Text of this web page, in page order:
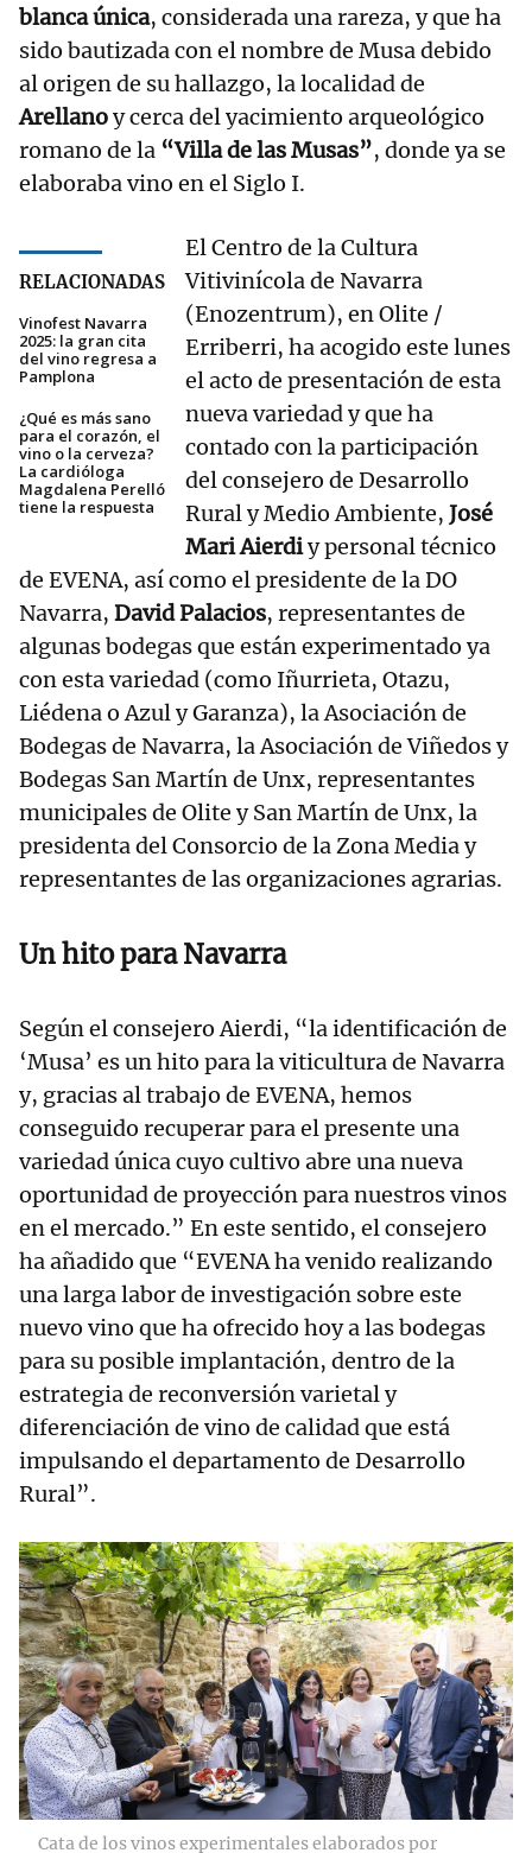
blanca única, considerada una rareza, y que ha
sido bautizada con el nombre de Musa debido
al origen de su hallazgo, la localidad de
Arellanoy cerca del yacimiento arqueológico
romano de la “Villa de las Musas”, donde ya se
elaboraba vino en el Siglo I.
RELACIONADAS
Vinofest Navarra
2025: la gran cita
del vino regresa a
Pamplona
¿Qué es más sano
para el corazón, el
vino o la cerveza?
La cardióloga
Magdalena Perelló
tiene la respuesta
El Centro de la Cultura
Vitivinícola de Navarra
(Enozentrum), en Olite /
Erriberri, ha acogido este lunes
el acto de presentación de esta
nueva variedad y que ha
contado con la participación
del consejero de Desarrollo
Rural y Medio Ambiente, José
Mari Aierdiy personal técnico
de EVENA, así como el presidente de la DO
Navarra, David Palacios, representantes de
algunas bodegas que están experimentado ya
con esta variedad (como Iñurrieta, Otazu,
Liédena o Azul y Garanza), la Asociación de
Bodegas de Navarra, la Asociación de Viñedos y
Bodegas San Martín de Unx, representantes
municipales de Olite y San Martín de Unx, la
presidenta del Consorcio de la Zona Media y
representantes de las organizaciones agrarias.
Un hito para Navarra
Según el consejero Aierdi, “la identificación de
‘Musa’ es un hito para la viticultura de Navarra
y, gracias al trabajo de EVENA, hemos
conseguido recuperar para el presente una
variedad única cuyo cultivo abre una nueva
oportunidad de proyección para nuestros vinos
en el mercado.” En este sentido, el consejero
ha añadido que “EVENA ha venido realizando
una larga labor de investigación sobre este
nuevo vino que ha ofrecido hoy a las bodegas
para su posible implantación, dentro de la
estrategia de reconversión varietal y
diferenciación de vino de calidad que está
impulsando el departamento de Desarrollo
Rural”.
Cata de los vinos experimentales elaborados por